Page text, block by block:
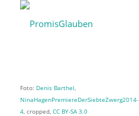
Foto: Denis Barthel
NinaHagenPremiereDerSiebteZwerg2014-
4, cropped, CC BY-SA 3.0